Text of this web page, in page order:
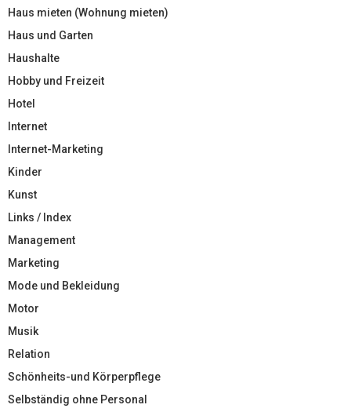
Haus mieten (Wohnung mieten)
Haus und Garten
Haushalte
Hobby und Freizeit
Hotel
Internet
Internet-Marketing
Kinder
Kunst
Links / Index
Management
Marketing
Mode und Bekleidung
Motor
Musik
Relation
Schönheits-und Körperpflege
Selbständig ohne Personal